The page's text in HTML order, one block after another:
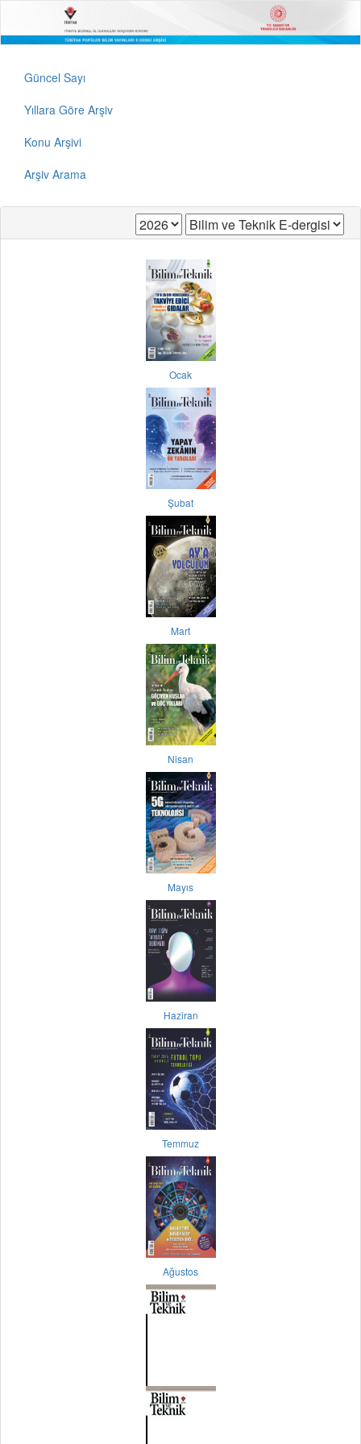
Güncel Sayı
Yıllara Göre Arşiv
Konu Arşivi
Arşiv Arama
Ocak
Şubat
Mart
Nisan
Mayıs
Haziran
Temmuz
Ağustos